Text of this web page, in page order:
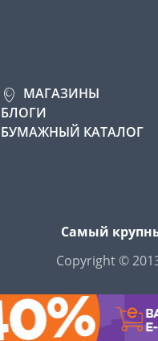
МАГАЗИНЫ
БЛОГИ
БУМАЖНЫЙ КАТАЛОГ
Самый
Copyright ©